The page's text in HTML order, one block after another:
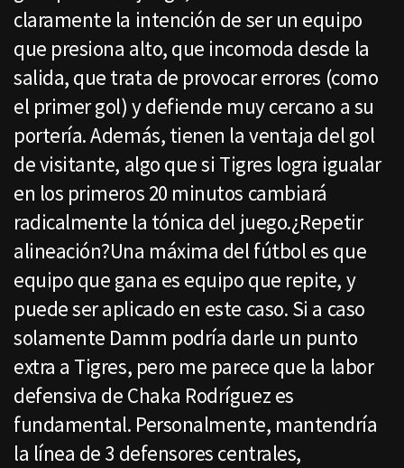
claramente la intención de ser un equipo
que presiona alto, que incomoda desde la
salida, que trata de provocar errores (como
el primer gol) y defiende muy cercano a su
portería. Además, tienen la ventaja del gol
de visitante, algo que si Tigres logra igualar
en los primeros 20 minutos cambiará
radicalmente la tónica del juego.¿Repetir
alineación?Una máxima del fútbol es que
equipo que gana es equipo que repite, y
puede ser aplicado en este caso. Si a caso
solamente Damm podría darle un punto
extra a Tigres, pero me parece que la labor
defensiva de Chaka Rodríguez es
fundamental. Personalmente, mantendría
la línea de 3 defensores centrales,